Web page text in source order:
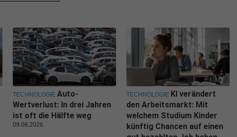
TECHNOLOGIE Auto-
Wertverlust: In drei Jahren
ist oft die Hälfte weg
09.08.2026
TECHNOLOGIE KI verändert
den Arbeitsmarkt: Mit
welchem Studium Kinder
künftig Chancen auf einen